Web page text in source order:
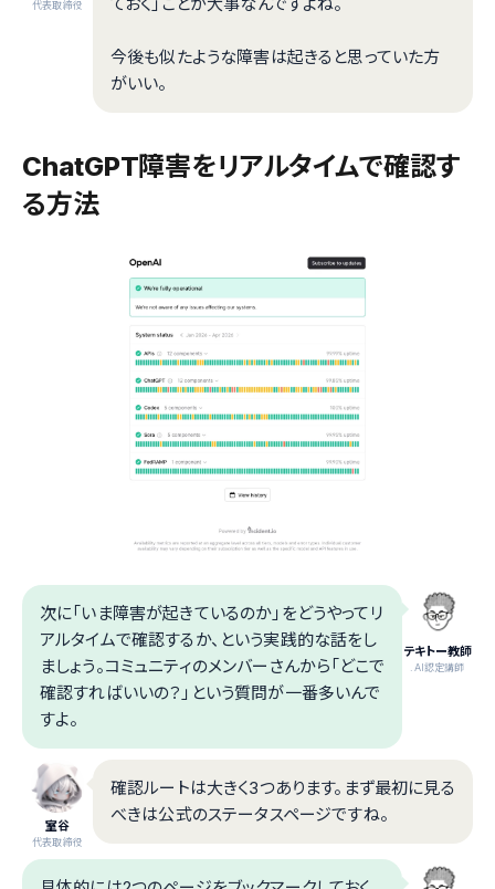
代表取締役 ておく」ことが大事なんですよね。
今後も似たような障害は起きると思っていた方
がいい。
ChatGPT障害をリアルタイムで確認す
る方法
テキトー教師
.AI認定講師
次に「いま障害が起きているのか」をどうやってリ
アルタイムで確認するか、という実践的な話をし
ましょう。コミュニティのメンバーさんから「どこで
確認すればいいの？」という質問が一番多いんで
すよ。
室谷
代表取締役
確認ルートは大きく3つあります。まず最初に見る
べきは公式のステータスページですね。